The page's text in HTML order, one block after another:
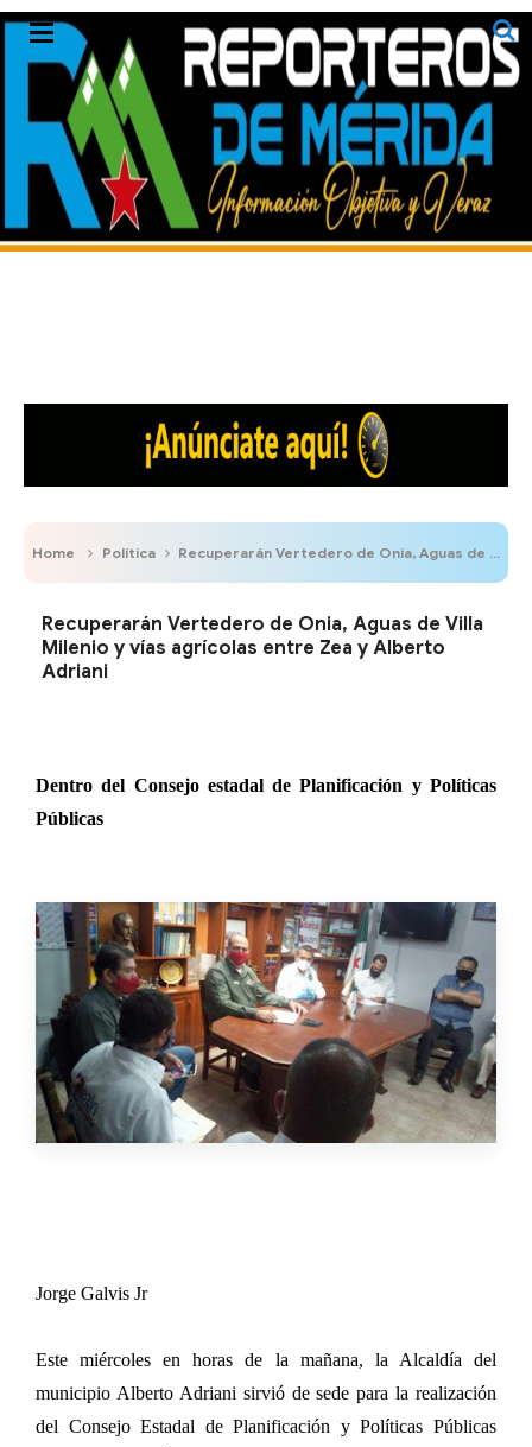
Home Política Recuperarán Vertedero de Onia, Aguas de Villa Milenio y vías agrícolas entre Zea y Alberto Adriani
Recuperarán Vertedero de Onia, Aguas de Villa
Milenio y vías agrícolas entre Zea y Alberto
Adriani
Dentro del Consejo estadal de Planificación y Políticas
Públicas
Jorge Galvis Jr
Este miércoles en horas de la mañana, la Alcaldía del
municipio Alberto Adriani sirvió de sede para la realización
del Consejo Estadal de Planificación y Políticas Públicas